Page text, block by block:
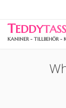
TEDDY
KANINER - TILLBEHÖR -